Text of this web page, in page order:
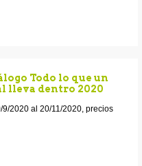
Todo lo que un
lleva dentro 2020
2020 al 20/11/2020, precios